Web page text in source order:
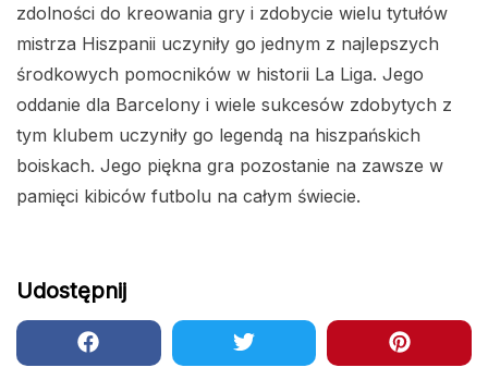
zdolności do kreowania gry i zdobycie wielu tytułów
mistrza Hiszpanii uczyniły go jednym z najlepszych
środkowych pomocników w historii La Liga. Jego
oddanie dla Barcelony i wiele sukcesów zdobytych z
tym klubem uczyniły go legendą na hiszpańskich
boiskach. Jego piękna gra pozostanie na zawsze w
pamięci kibiców futbolu na całym świecie.
Udostępnij